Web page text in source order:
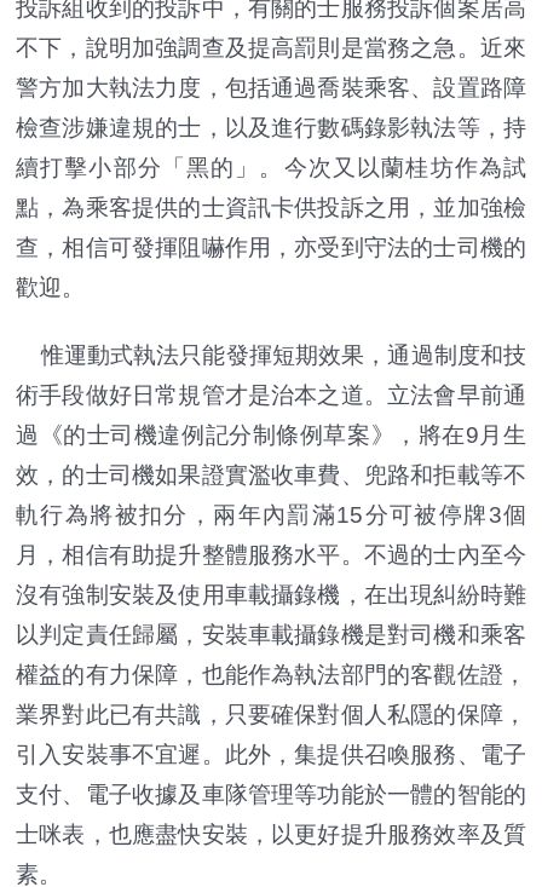
投訴組收到的投訴中，有關的士服務投訴個案居高
不下，說明加強調查及提高罰則是當務之急。近來
警方加大執法力度，包括通過喬裝乘客、設置路障
檢查涉嫌違規的士，以及進行數碼錄影執法等，持
續打擊小部分「黑的」。今次又以蘭桂坊作為試
點，為乘客提供的士資訊卡供投訴之用，並加強檢
查，相信可發揮阻嚇作用，亦受到守法的士司機的
歡迎。
惟運動式執法只能發揮短期效果，通過制度和技
術手段做好日常規管才是治本之道。立法會早前通
過《的士司機違例記分制條例草案》，將在9月生
效，的士司機如果證實濫收車費、兜路和拒載等不
軌行為將被扣分，兩年內罰滿15分可被停牌3個
月，相信有助提升整體服務水平。不過的士內至今
沒有強制安裝及使用車載攝錄機，在出現糾紛時難
以判定責任歸屬，安裝車載攝錄機是對司機和乘客
權益的有力保障，也能作為執法部門的客觀佐證，
業界對此已有共識，只要確保對個人私隱的保障，
引入安裝事不宜遲。此外，集提供召喚服務、電子
支付、電子收據及車隊管理等功能於一體的智能的
士咪表，也應盡快安裝，以更好提升服務效率及質
素。